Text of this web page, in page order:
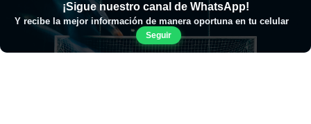
¡Sigue nuestro canal de WhatsApp!
Y recibe la mejor información de manera oportuna en tu celular
Seguir